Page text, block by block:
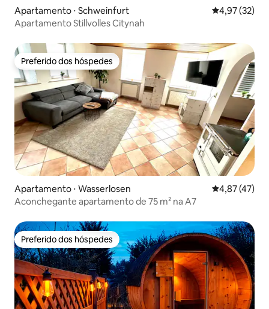
Apartamento ⋅ Schweinfurt 4,97 de uma
4,97 (32)
Apartamento Stillvolles Citynah
Preferido dos hóspedes
Preferido dos hóspedes
Apartamento ⋅ Wasserlosen 4,87 de uma
4,87 (47)
Aconchegante apartamento de 75 m² na A7
Preferido dos hóspedes
Preferido dos hóspedes